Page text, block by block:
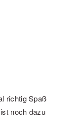
richtig Spaß
noch dazu